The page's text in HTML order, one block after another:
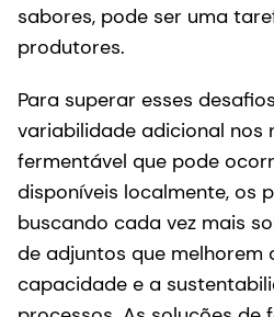
sabores, pode ser uma
produtores.
Para superar esses
variabilidade adicional nos
fermentável que pode
disponíveis localmente, os
buscando cada vez mais
de adjuntos que melhorem
capacidade e a